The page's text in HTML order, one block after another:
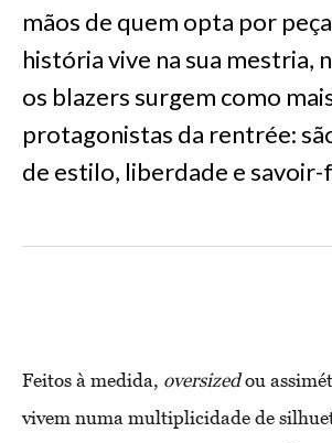
mãos de quem opta por
história vive na sua mestria,
os blazers surgem como
protagonistas da rentrée:
de estilo, liberdade e savoir-
Feitos à medida, oversizedou
vivem numa multiplicidade de